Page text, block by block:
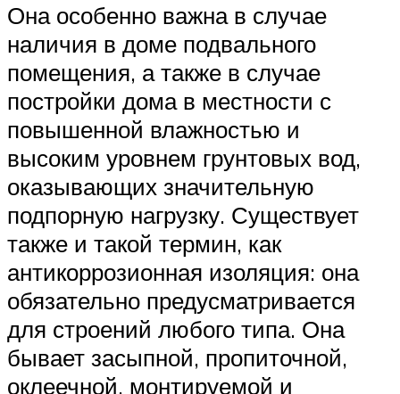
Она особенно важна в случае
наличия в доме подвального
помещения, а также в случае
постройки дома в местности с
повышенной влажностью и
высоким уровнем грунтовых вод,
оказывающих значительную
подпорную нагрузку. Существует
также и такой термин, как
антикоррозионная изоляция: она
обязательно предусматривается
для строений любого типа. Она
бывает засыпной, пропиточной,
оклеечной, монтируемой и